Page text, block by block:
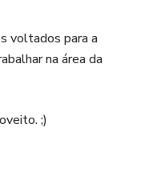
voltados para a
na área da
;)